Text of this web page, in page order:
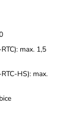
max. 1,5
HS): max.